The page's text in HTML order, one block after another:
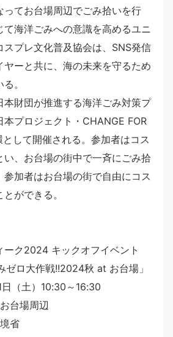
ってお台場周辺でごみ拾いを行
て海洋ごみへの意識を高めるユニ
スプレ文化普及協会は、SNS発信
ヤーと共に、海の未来を守るため
。
本財団が推進する海洋ごみ対策プ
本プロジェクト・CHANGE FOR
して開催される。参加者はコス
い、お台場の街中で一斉にごみ拾
参加者はお台場の街で自由にコス
ができる。
ーク2024 キックオフイベント
ゼロ大作戦!!2024秋 at お台場」
（土）10:30～16:30
台場周辺
省